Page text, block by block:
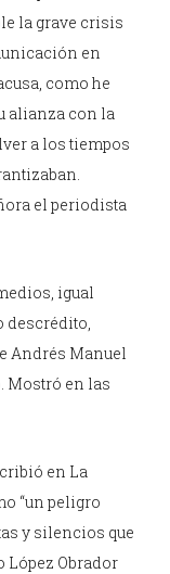
la grave crisis
en
como he
alianza con la
a los tiempos
el periodista
igual
Andrés Manuel
Mostró en las
en La
“un peligro
y silencios que
López Obrador